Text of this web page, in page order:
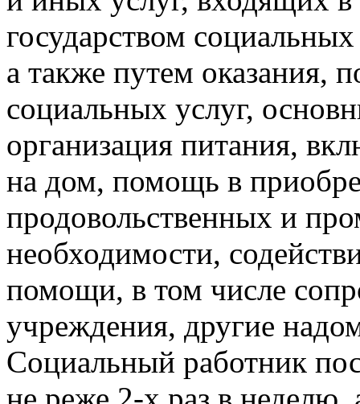
государством
а также путем оказания,
социальных услуг,
организация питания,
на дом, помощь в
продовольственных и
необходимости,
помощи, в том числе
учреждения, другие
Социальный работник